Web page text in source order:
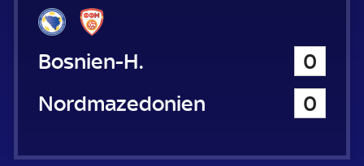
Bosnien-Herzegowina
0
Nordmazedonien
0